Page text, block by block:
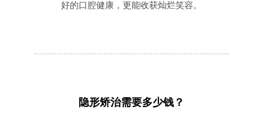
好的口腔健康，更能收获灿烂笑容。
隐形矫治需要多少钱？